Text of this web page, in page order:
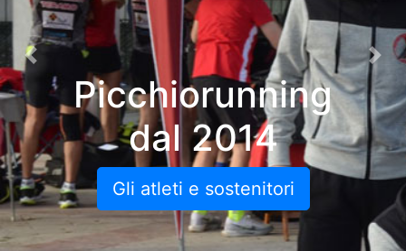
Picchiorunning
dal 2014
Gli atleti e sostenitori
Previous